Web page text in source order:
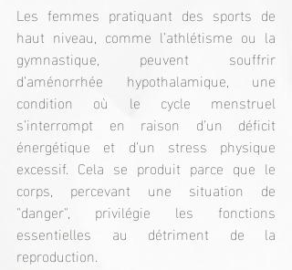
Les femmes pratiquant des sports de
haut niveau, comme l’athlétisme ou la
gymnastique, peuvent souffrir
d’aménorrhée hypothalamique, une
condition où le cycle menstruel
s’interrompt en raison d’un déficit
énergétique et d’un stress physique
excessif. Cela se produit parce que le
corps, percevant une situation de
"danger", privilégie les fonctions
essentielles au détriment de la
reproduction.